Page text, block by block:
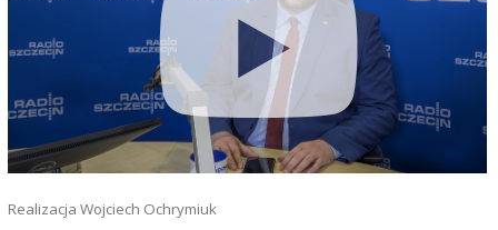
Realizacja Wojciech Ochrymiuk